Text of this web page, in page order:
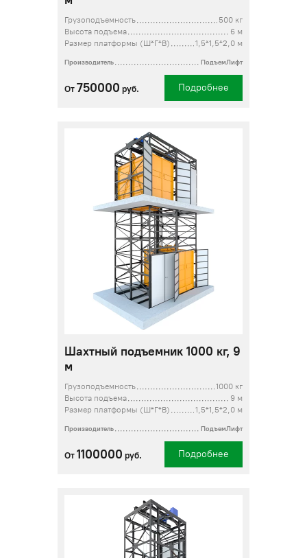
Грузоподъемность
500 кг
Высота подъема
6 м
Размер платформы (Ш*Г*В)
1,5*1,5*2,0 м
Производитель ПодъемЛифт
От 750000 руб. Подробнее
Шахтный подъемник 1000 кг, 9
м
Грузоподъемность
1000 кг
Высота подъема
9 м
Размер платформы (Ш*Г*В)
1,5*1,5*2,0 м
Производитель ПодъемЛифт
От 1100000 руб. Подробнее